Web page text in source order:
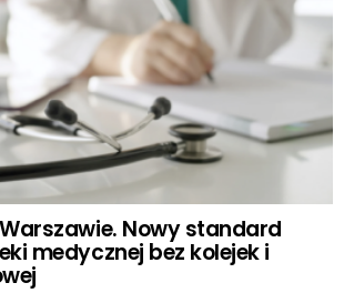
Nowy standard
medycznej bez kolejek i